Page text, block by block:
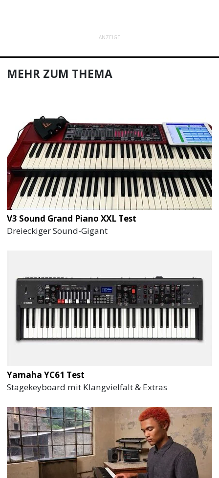
ANZEIGE
MEHR ZUM THEMA
V3 Sound Grand Piano XXL Test
Dreieckiger Sound-Gigant
Yamaha YC61 Test
Stagekeyboard mit Klangvielfalt & Extras